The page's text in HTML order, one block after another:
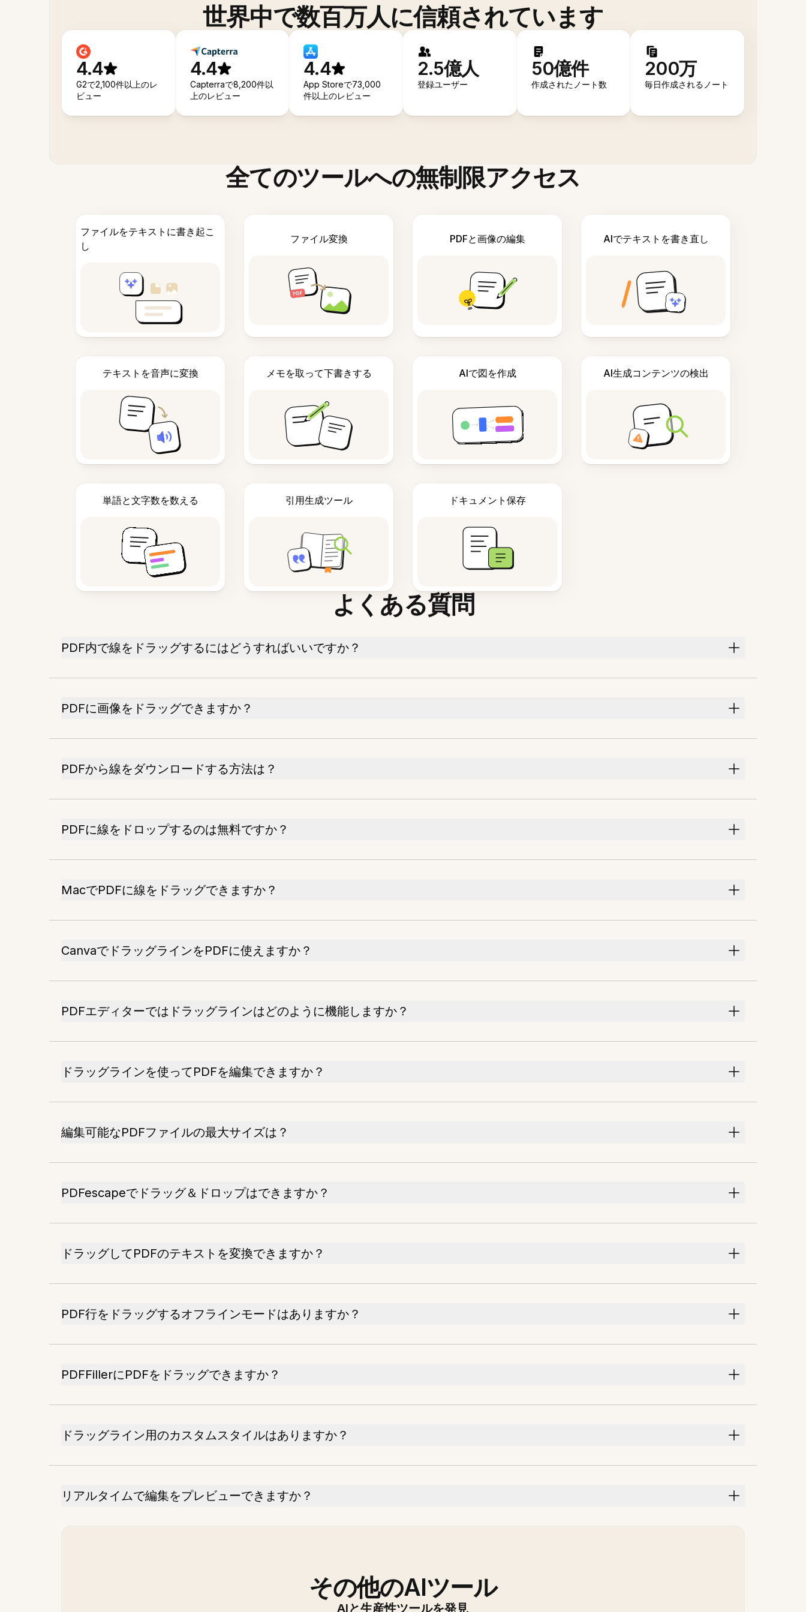
世界中で数百万人に信頼されています
4.4
G2で2,100件以上のレ
ビュー
4.4
Capterraで8,200件以
上のレビュー
4.4
App Storeで73,000
件以上のレビュー
2.5億人
登録ユーザー
50億件
作成されたノート数
200万
毎日作成されるノート
全てのツールへの無制限アクセス
ファイルをテキストに書き起こ
し
ファイル変換 PDFと画像の編集 AIでテキストを書き直し
テキストを音声に変換 メモを取って下書きする AIで図を作成 AI生成コンテンツの検出
単語と文字数を数える 引用生成ツール ドキュメント保存
よくある質問
PDF内で線をドラッグするにはどうすればいいですか？
PDFに画像をドラッグできますか？
PDFから線をダウンロードする方法は？
PDFに線をドロップするのは無料ですか？
MacでPDFに線をドラッグできますか？
CanvaでドラッグラインをPDFに使えますか？
PDFエディターではドラッグラインはどのように機能しますか？
ドラッグラインを使ってPDFを編集できますか？
編集可能なPDFファイルの最大サイズは？
PDFescapeでドラッグ＆ドロップはできますか？
ドラッグしてPDFのテキストを変換できますか？
PDF行をドラッグするオフラインモードはありますか？
PDFFillerにPDFをドラッグできますか？
ドラッグライン用のカスタムスタイルはありますか？
リアルタイムで編集をプレビューできますか？
その他のAIツール
AIと生産性ツールを発見